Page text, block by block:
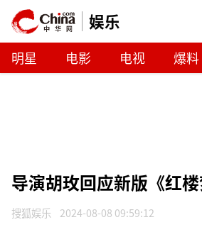
娱乐
明星 电影 电视 爆料
导演胡玫回应新版《红
搜狐娱乐 2024-08-08 09:59:12